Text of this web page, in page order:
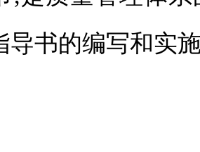
导书的编写和实